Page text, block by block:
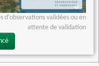
d'observations validées ou en
attente de validation